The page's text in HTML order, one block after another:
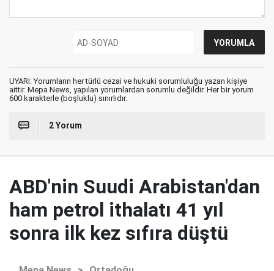
UYARI: Yorumların her türlü cezai ve hukuki sorumluluğu yazan kişiye
aittir. Mepa News, yapılan yorumlardan sorumlu değildir. Her bir yorum
600 karakterle (boşluklu) sınırlıdır.
2 Yorum
ABD'nin Suudi Arabistan'dan
ham petrol ithalatı 41 yıl
sonra ilk kez sıfıra düştü